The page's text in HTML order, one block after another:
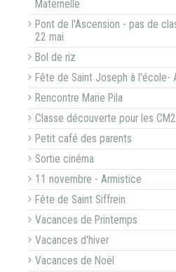
Maternelle
Pont de l'Ascension - pas de
22 mai
Bol de riz
Fête de Saint Joseph à l'école-
Rencontre Marie Pila
Classe découverte pour les
Petit café des parents
Sortie cinéma
11 novembre - Armistice
Fête de Saint Siffrein
Vacances de Printemps
Vacances d'hiver
Vacances de Noël